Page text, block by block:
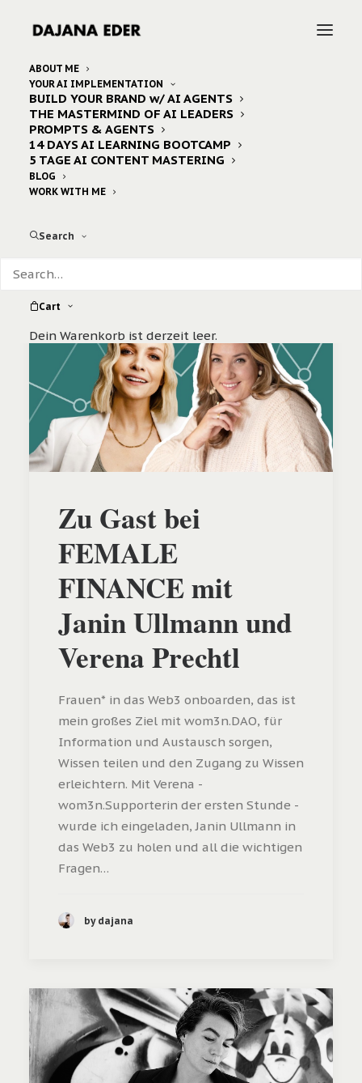
ABOUT ME
YOUR AI IMPLEMENTATION
BUILD YOUR BRAND w/ AI AGENTS
THE MASTERMIND OF AI LEADERS
PROMPTS & AGENTS
14 DAYS AI LEARNING BOOTCAMP
5 TAGE AI CONTENT MASTERING
BLOG
WORK WITH ME
Search
Cart
Dein Warenkorb ist derzeit leer.
Home Posts Tagged "podcast"
Zu Gast bei
FEMALE
FINANCE mit
Janin Ullmann und
Verena Prechtl
Frauen* in das Web3 onboarden, das ist
mein großes Ziel mit wom3n.DAO, für
Information und Austausch sorgen,
Wissen teilen und den Zugang zu Wissen
erleichtern. Mit Verena -
wom3n.Supporterin der ersten Stunde -
wurde ich eingeladen, Janin Ullmann in
das Web3 zu holen und all die wichtigen
Fragen…
by dajana